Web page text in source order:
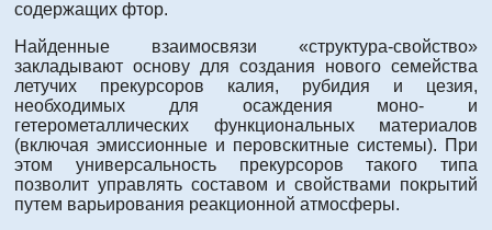
содержащих фтор.
Найденные взаимосвязи «структура-свойство»
закладывают основу для создания нового семейства
летучих прекурсоров калия, рубидия и цезия,
необходимых для осаждения моно- и
гетерометаллических функциональных материалов
(включая эмиссионные и перовскитные системы). При
этом универсальность прекурсоров такого типа
позволит управлять составом и свойствами покрытий
путем варьирования реакционной атмосферы.